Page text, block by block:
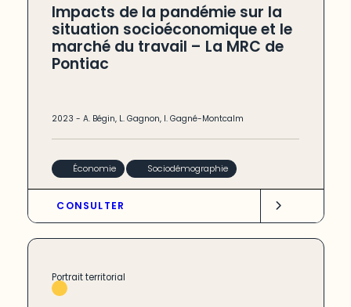
Impacts de la pandémie sur la
situation socioéconomique et le
marché du travail – La MRC de
Pontiac
2023-A. Bégin, L. Gagnon, I. Gagné-Montcalm
Économie Sociodémographie
CONSULTER
Portrait territorial